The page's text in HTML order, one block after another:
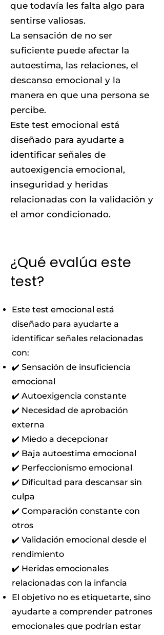
que todavía les falta algo para
sentirse valiosas.
La sensación de no ser
suficiente puede afectar la
autoestima, las relaciones, el
descanso emocional y la
manera en que una persona se
percibe.
Este test emocional está
diseñado para ayudarte a
identificar señales de
autoexigencia emocional,
inseguridad y heridas
relacionadas con la validación y
el amor condicionado.
¿Qué evalúa este
test?
Este test emocional está
diseñado para ayudarte a
identificar señales relacionadas
con:
✔️ Sensación de insuficiencia
emocional
✔️ Autoexigencia constante
✔️ Necesidad de aprobación
externa
✔️ Miedo a decepcionar
✔️ Baja autoestima emocional
✔️ Perfeccionismo emocional
✔️ Dificultad para descansar sin
culpa
✔️ Comparación constante con
otros
✔️ Validación emocional desde el
rendimiento
✔️ Heridas emocionales
relacionadas con la infancia
El objetivo no es etiquetarte, sino
ayudarte a comprender patrones
emocionales que podrían estar